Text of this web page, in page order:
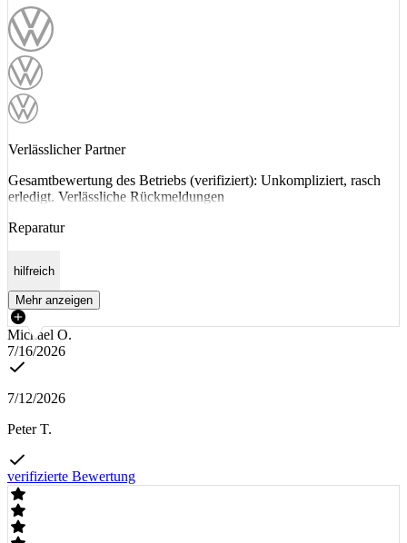
Verlässlicher Partner
Gesamtbewertung des Betriebs (verifiziert): Unkompliziert, rasch
erledigt. Verlässliche Rückmeldungen
Reparatur
hilfreich
Mehr anzeigen
Michael O.
7/16/2026
7/12/2026
Peter T.
verifizierte Bewertung